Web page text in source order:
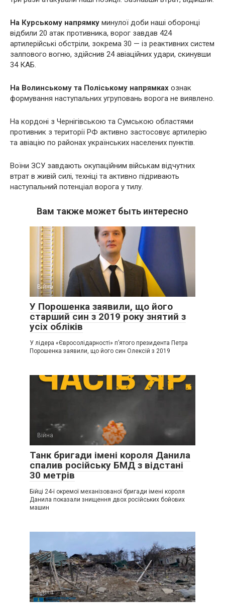
На Курському напрямку минулої доби наші оборонці
відбили 20 атак противника, ворог завдав 424
артилерійські обстріли, зокрема 30 — із реактивних систем
залпового вогню, здійснив 24 авіаційних удари, скинувши
34 КАБ.
На Волинському та Поліському напрямках ознак
формування наступальних угруповань ворога не виявлено.
На кордоні з Чернігівською та Сумською областями
противник з території РФ активно застосовує артилерію
та авіацію по районах українських населених пунктів.
Воїни ЗСУ завдають окупаційним військам відчутних
втрат в живій силі, техніці та активно підривають
наступальний потенціал ворога у тилу.
Вам также может быть интересно
Війна
У Порошенка заявили, що його
старший син з 2019 року знятий з
усіх обліків
У лідера «Євросолідарності» п’ятого президента Петра
Порошенка заявили, що його син Олексій з 2019
Війна
Танк бригади імені короля Данила
спалив російську БМД з відстані
30 метрів
Бійці 24-ї окремої механізованої бригади імені короля
Данила показали знищення двох російських бойових
машин
Війна